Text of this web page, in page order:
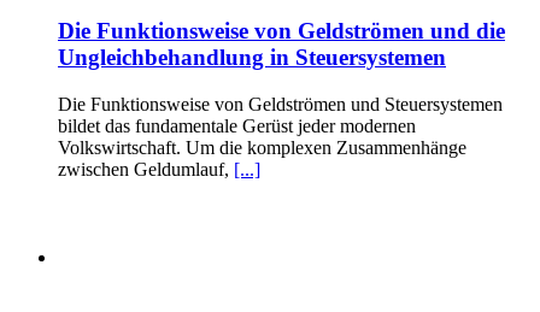
Die Funktionsweise von Geldströmen und die
Ungleichbehandlung in Steuersystemen
Die Funktionsweise von Geldströmen und Steuersystemen
bildet das fundamentale Gerüst jeder modernen
Volkswirtschaft. Um die komplexen Zusammenhänge
zwischen Geldumlauf, [...]